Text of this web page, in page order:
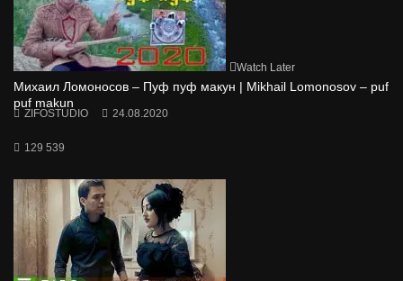
Watch Later
Михаил Ломоносов – Пуф пуф макун | Mikhail Lomonosov – puf
puf makun
ZIFOSTUDIO 24.08.2020
129 539